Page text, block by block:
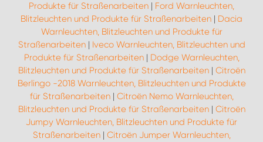
Produkte für Straßenarbeiten | Ford Warnleuchten,
Blitzleuchten und Produkte für Straßenarbeiten | Dacia
Warnleuchten, Blitzleuchten und Produkte für
Straßenarbeiten| Iveco Warnleuchten, Blitzleuchten und
Produkte für Straßenarbeiten| Dodge Warnleuchten,
Blitzleuchten und Produkte für Straßenarbeiten| Citroën
Berlingo -2018 Warnleuchten, Blitzleuchten und Produkte
für Straßenarbeiten| Citroën Nemo Warnleuchten,
Blitzleuchten und Produkte für Straßenarbeiten| Citroën
Jumpy Warnleuchten, Blitzleuchten und Produkte für
Straßenarbeiten| Citroën Jumper Warnleuchten,